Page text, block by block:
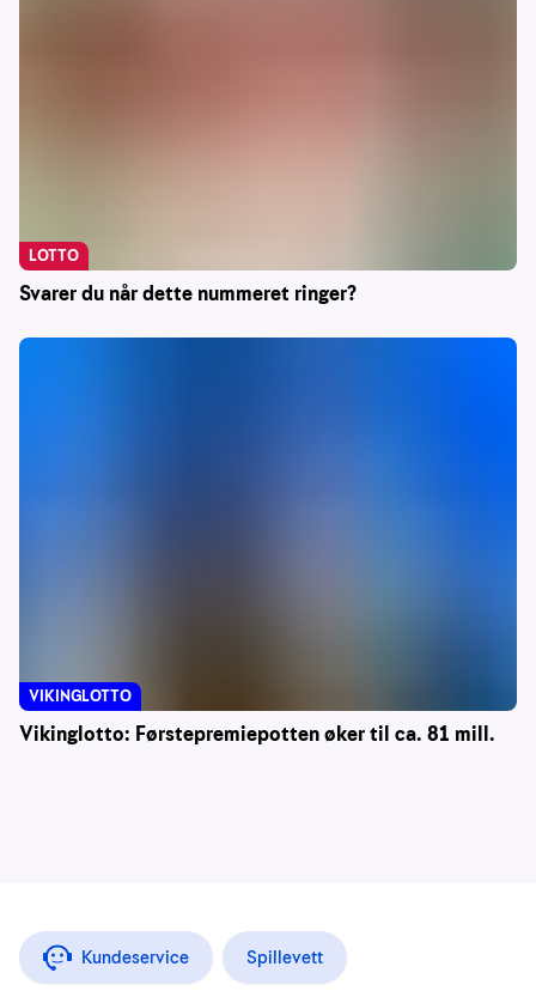
Svarer du når dette nummeret ringer?
LOTTO
Vikinglotto: Førstepremiepotten øker til ca. 81 mill.
VIKINGLOTTO
Kundeservice Spillevett